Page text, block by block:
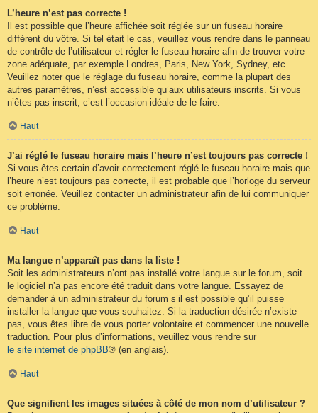
L’heure n’est pas correcte !
Il est possible que l’heure affichée soit réglée sur un fuseau horaire
différent du vôtre. Si tel était le cas, veuillez vous rendre dans le panneau
de contrôle de l’utilisateur et régler le fuseau horaire afin de trouver votre
zone adéquate, par exemple Londres, Paris, New York, Sydney, etc.
Veuillez noter que le réglage du fuseau horaire, comme la plupart des
autres paramètres, n’est accessible qu’aux utilisateurs inscrits. Si vous
n’êtes pas inscrit, c’est l’occasion idéale de le faire.
Haut
J’ai réglé le fuseau horaire mais l’heure n’est toujours pas correcte !
Si vous êtes certain d’avoir correctement réglé le fuseau horaire mais que
l’heure n’est toujours pas correcte, il est probable que l’horloge du serveur
soit erronée. Veuillez contacter un administrateur afin de lui communiquer
ce problème.
Haut
Ma langue n’apparaît pas dans la liste !
Soit les administrateurs n’ont pas installé votre langue sur le forum, soit
le logiciel n’a pas encore été traduit dans votre langue. Essayez de
demander à un administrateur du forum s’il est possible qu’il puisse
installer la langue que vous souhaitez. Si la traduction désirée n’existe
pas, vous êtes libre de vous porter volontaire et commencer une nouvelle
traduction. Pour plus d’informations, veuillez vous rendre sur
le site internet de phpBB® (en anglais).
Haut
Que signifient les images situées à côté de mon nom d’utilisateur ?